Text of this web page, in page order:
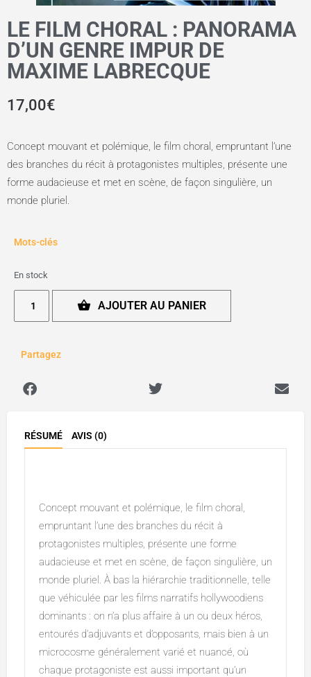
LE FILM CHORAL : PANORAMA
D’UN GENRE IMPUR DE
MAXIME LABRECQUE
17,00€
Concept mouvant et polémique, le film choral, empruntant l’une
des branches du récit à protagonistes multiples, présente une
forme audacieuse et met en scène, de façon singulière, un
monde pluriel.
Mots-clés
En stock
AJOUTER AU PANIER
Partagez
RÉSUMÉ AVIS (0)
Concept mouvant et polémique, le film choral,
empruntant l’une des branches du récit à
protagonistes multiples, présente une forme
audacieuse et met en scène, de façon singulière, un
monde pluriel. À bas la hiérarchie traditionnelle, telle
que véhiculée par les films narratifs hollywoodiens
dominants : on n’a plus affaire à un ou deux héros,
entourés d’adjuvants et d’opposants, mais bien à un
microcosme généralement varié et nuancé, où
chaque protagoniste est aussi important qu’un